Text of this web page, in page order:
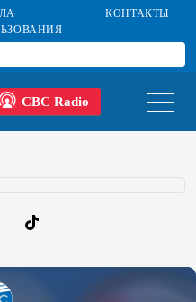
КОНТАКТЫ
CBC Radio